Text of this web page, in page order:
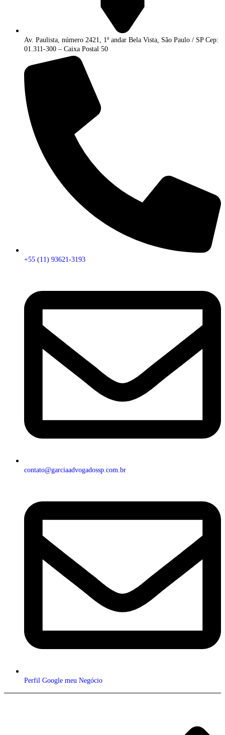
Av. Paulista, número 2421, 1º andar Bela Vista, São Paulo / SP Cep:
01.311-300 – Caixa Postal 50
+55 (11) 93621-3193
contato@garciaadvogadossp.com.br
Perfil Google meu Negócio